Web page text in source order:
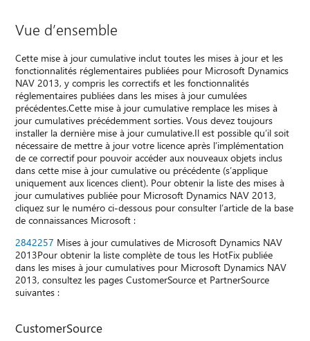
Vue d’ensemble
Cette mise à jour cumulative inclut toutes les mises à jour et les
fonctionnalités réglementaires publiées pour Microsoft Dynamics
NAV 2013, y compris les correctifs et les fonctionnalités
réglementaires publiées dans les mises à jour cumulées
précédentes.Cette mise à jour cumulative remplace les mises à
jour cumulatives précédemment sorties. Vous devez toujours
installer la dernière mise à jour cumulative.Il est possible qu’il soit
nécessaire de mettre à jour votre licence après l’implémentation
de ce correctif pour pouvoir accéder aux nouveaux objets inclus
dans cette mise à jour cumulative ou précédente (s’applique
uniquement aux licences client). Pour obtenir la liste des mises à
jour cumulatives publiée pour Microsoft Dynamics NAV 2013,
cliquez sur le numéro ci-dessous pour consulter l’article de la base
de connaissances Microsoft :
2842257 Mises à jour cumulatives de Microsoft Dynamics NAV
2013Pour obtenir la liste complète de tous les HotFix publiée
dans les mises à jour cumulatives pour Microsoft Dynamics NAV
2013, consultez les pages CustomerSource et PartnerSource
suivantes :
CustomerSource